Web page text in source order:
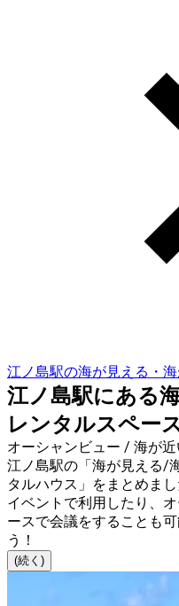
江ノ島駅の海が見える・
江ノ島駅にある
レンタルスペー
オーシャンビュー / 海が近
江ノ島駅の「海が見える/
タルハウス」をまとめま
イベントで利用したり、
ースで会議をすることも
う！
(続く)